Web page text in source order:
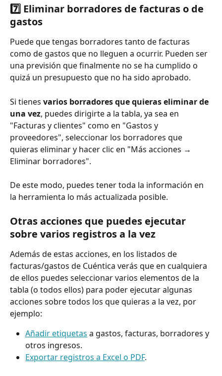
7️⃣ Eliminar borradores de facturas o de
gastos
​Puede que tengas borradores tanto de facturas
como de gastos que no lleguen a ocurrir. Pueden ser
una previsión que finalmente no se ha cumplido o
quizá un presupuesto que no ha sido aprobado.
Si tienes varios borradores que quieras eliminar de
una vez, puedes dirigirte a la tabla, ya sea en
"Facturas y clientes" como en "Gastos y
proveedores", seleccionar los borradores que
quieras eliminar y hacer clic en "Más acciones →
Eliminar borradores".
De este modo, puedes tener toda la información en
la herramienta lo más actualizada posible.
Otras acciones que puedes ejecutar
sobre varios registros a la vez
Además de estas acciones, en los listados de
facturas/gastos de Cuéntica verás que en cualquiera
de ellos puedes seleccionar varios elementos de la
tabla (o todos ellos) para poder ejecutar algunas
acciones sobre todos los que quieras a la vez, por
ejemplo:
Añadir etiquetas a gastos, facturas, borradores y
otros ingresos.
Exportar registros a Excel o PDF.